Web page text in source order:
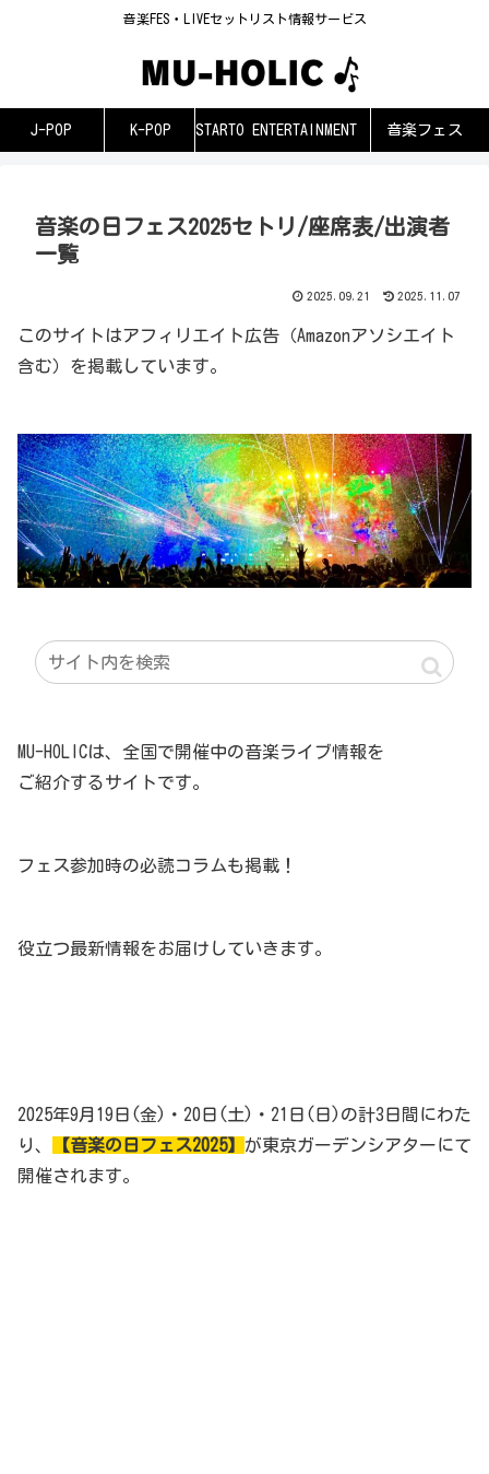
音楽FES・LIVEセットリスト情報サービス
J-POP K-POP STARTO ENTERTAINMENT 音楽フェス
音楽の日フェス2025セトリ/座席表/出演者
一覧
2025.09.21 2025.11.07
このサイトはアフィリエイト広告（Amazonアソシエイト
含む）を掲載しています。
MU-HOLICは、全国で開催中の音楽ライブ情報を
ご紹介するサイトです。
フェス参加時の必読コラムも掲載！
役立つ最新情報をお届けしていきます。
2025年9月19日(金)・20日(土)・21日(日)の計3日間にわた
り、
【音楽の日フェス2025】 が東京ガーデンシアターにて
開催されます。